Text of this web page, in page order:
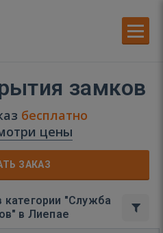
замков
бесплатно
цены
ЗАКАЗ
"Служба
в Лиепае